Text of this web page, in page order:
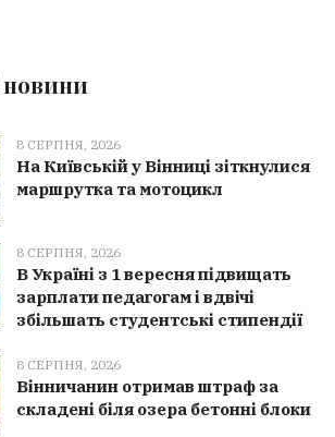
новини
8 СЕРПНЯ, 2026
На Київській у Вінниці зіткнулися
маршрутка та мотоцикл
8 СЕРПНЯ, 2026
В Україні з 1 вересня підвищать
зарплати педагогам і вдвічі
збільшать студентські стипендії
8 СЕРПНЯ, 2026
Вінничанин отримав штраф за
складені біля озера бетонні блоки